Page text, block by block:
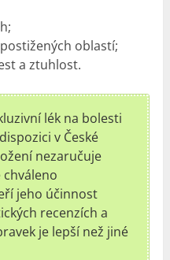
oblastí;
a ztuhlost.
lék na bolesti
v České
nezaručuje
chváleno
jeho účinnost
recenzích a
je lepší než jiné